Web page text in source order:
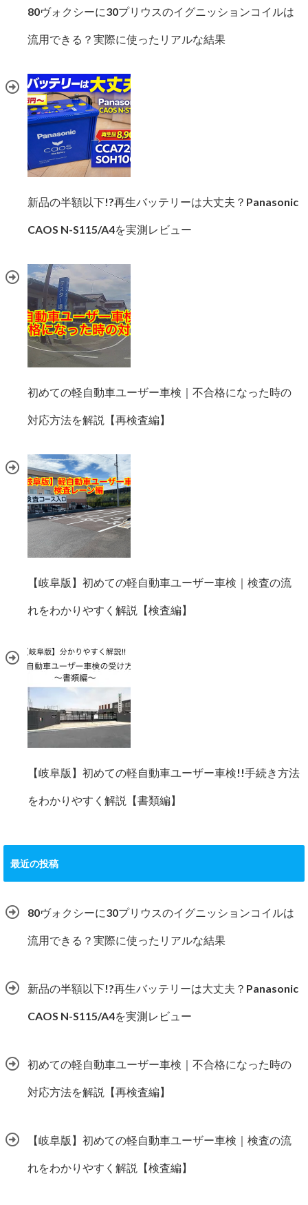
80ヴォクシーに30プリウスのイグニッションコイルは
流用できる？実際に使ったリアルな結果
新品の半額以下!?再生バッテリーは大丈夫？Panasonic
CAOS N-S115/A4を実測レビュー
初めての軽自動車ユーザー車検｜不合格になった時の
対応方法を解説【再検査編】
【岐阜版】初めての軽自動車ユーザー車検｜検査の流
れをわかりやすく解説【検査編】
【岐阜版】初めての軽自動車ユーザー車検!!手続き方法
をわかりやすく解説【書類編】
最近の投稿
80ヴォクシーに30プリウスのイグニッションコイルは
流用できる？実際に使ったリアルな結果
新品の半額以下!?再生バッテリーは大丈夫？Panasonic
CAOS N-S115/A4を実測レビュー
初めての軽自動車ユーザー車検｜不合格になった時の
対応方法を解説【再検査編】
【岐阜版】初めての軽自動車ユーザー車検｜検査の流
れをわかりやすく解説【検査編】